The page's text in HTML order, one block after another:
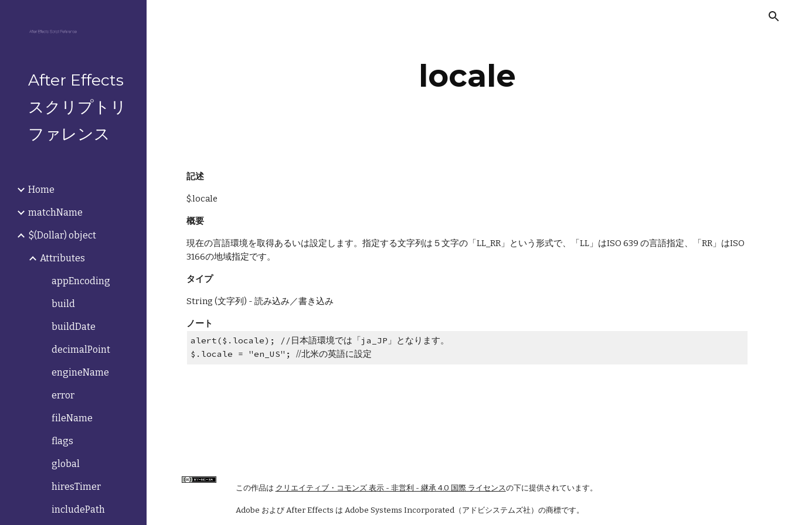
After Effects
スクリプトリ
ファレンス
Home
matchName
$(Dollar) object
Attributes
appEncoding
build
buildDate
decimalPoint
engineName
error
fileName
flags
global
hiresTimer
includePath
locale
記述
$.locale
概要
現在の言語環境を取得あるいは設定します。指定する文字列は５文字の「LL_RR」という形式で、「LL」はISO 639 の言語指定、「RR」はISO
3166の地域指定です。
タイプ
String (文字列) - 読み込み／書き込み
ノート
alert($.locale); //日本語環境では「ja_JP」となります。
$.locale = "en_US"; //北米の英語に設定
この作品は クリエイティブ・コモンズ 表示 - 非営利 - 継承 4.0 国際 ライセンスの下に提供されています。
Adobe および After Effects は Adobe Systems Incorporated（アドビシステムズ社）の商標です。